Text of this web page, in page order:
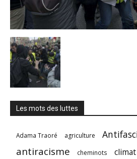
Les mots des luttes
Adama Traoré agriculture
antiracisme cheminots climat